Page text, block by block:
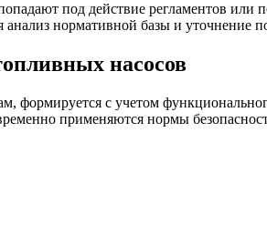
под действие регламентов или
анализ нормативной базы и
насосов
формируется с учетом
применяются нормы